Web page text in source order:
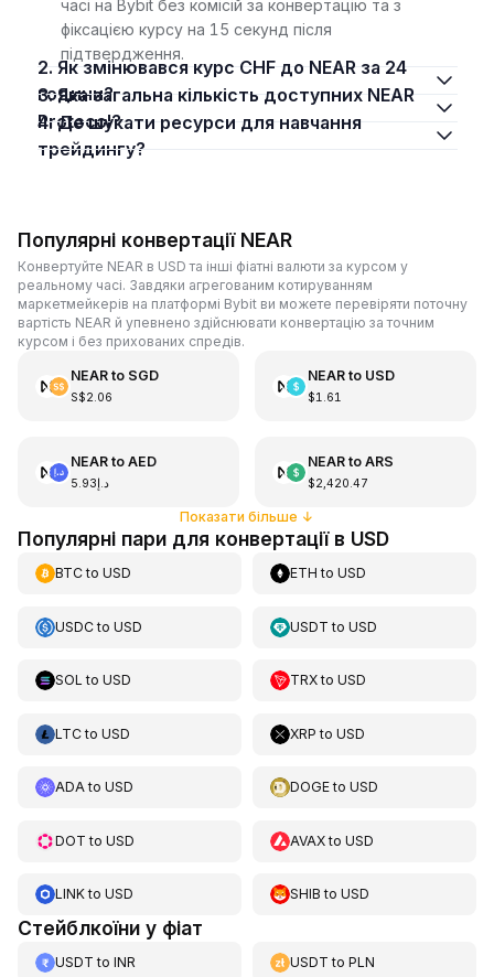
часі на Bybit без комісій за конвертацію та з
фіксацією курсу на 15 секунд після
підтвердження.
2. Як змінювався курс CHF до NEAR за 24
години?
3. Яка загальна кількість доступних NEAR
Protocol?
4. Де шукати ресурси для навчання
трейдингу?
Популярні конвертації NEAR
Конвертуйте NEAR в USD та інші фіатні валюти за курсом у
реальному часі. Завдяки агрегованим котируванням
маркетмейкерів на платформі Bybit ви можете перевіряти поточну
вартість NEAR й упевнено здійснювати конвертацію за точним
курсом і без прихованих спредів.
NEARto SGD
S$2.06
NEARto USD
$1.61
NEARto AED
د.إ5.93
NEARto ARS
$2,420.47
Показати більше ↓
Популярні пари для конвертації в USD
BTCto USD ETH toUSD
USDCto USD USDT toUSD
SOL to USD TRXtoUSD
LTCto USD XRP toUSD
ADAto USD DOGEtoUSD
DOT to USD AVAXtoUSD
LINKto USD SHIB toUSD
Стейблкоїни у фіат
USDT to INR USDT toPLN